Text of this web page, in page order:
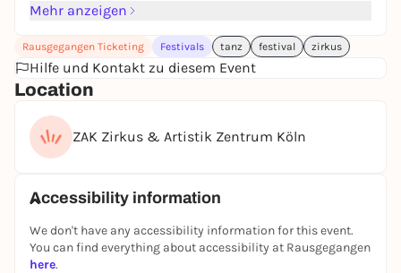
dabei Zirkus immer wieder neugeschrieben? Wie
welcher Um-Schreibungen bedarf es?
Das Symposium „Re-Writing Circus“ fragt zum
einen nach den Bedeutungen von Dramaturgie im
Kontext des zeitgenössischen Zirkus. Auf der Basis
eines erweiterten Begriffes von Dramaturgie richtet
es den Fokus so auf das körperbasierte Schreiben
Das Symposium findet an zwei Tagen während des
CircusDanceFestivals in Köln statt. Zum
Symposium mit Impulsvorträgen,
Podiumsgesprächen, Diskussionsformaten und
Mehr anzeigen
Rausgegangen Ticketing Festivals tanz festival zirkus
Hilfe und Kontakt zu diesem Event
Location
ZAK Zirkus & Artistik Zentrum Köln
Accessibility information
We don't have any accessibility information for this event.
You can find everything about accessibility at Rausgegangen
here.